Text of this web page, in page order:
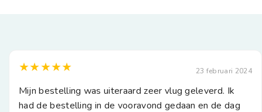
★★★★★ 23 februari 2024
Mijn bestelling was uiteraard zeer vlug geleverd. Ik
had de bestelling in de vooravond gedaan en de dag